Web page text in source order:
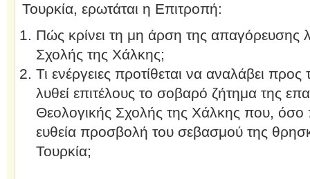
Τουρκία, ερωτάται η Επιτροπή:
Πώς κρίνει τη μη άρση της απαγόρευσης
Σχολής της Χάλκης;
Τι ενέργειες προτίθεται να αναλάβει
λυθεί επιτέλους το σοβαρό ζήτημα της
Θεολογικής Σχολής της Χάλκης που, όσο
ευθεία προσβολή του σεβασμού της
Τουρκία;